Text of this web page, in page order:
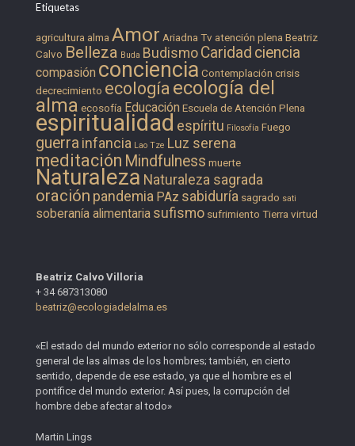
Etiquetas
agricultura alma Amor Ariadna Tv atención plena Beatriz
Calvo Belleza Buda Budismo Caridad ciencia
compasión conciencia Contemplación crisis
decrecimiento ecología ecología del
alma ecosofía Educación Escuela de Atención Plena
espiritualidad espíritu Filosofía Fuego
guerra infancia Lao Tze Luz serena
meditación Mindfulness muerte
Naturaleza Naturaleza sagrada
oración pandemia PAz sabiduría sagrado sati
soberanía alimentaria sufismo sufrimiento Tierra virtud
Beatriz Calvo Villoria
+ 34 687313080
beatriz@ecologiadelalma.es
«El estado del mundo exterior no sólo corresponde al estado
general de las almas de los hombres; también, en cierto
sentido, depende de ese estado, ya que el hombre es el
pontífice del mundo exterior. Así pues, la corrupción del
hombre debe afectar al todo»
Martin Lings